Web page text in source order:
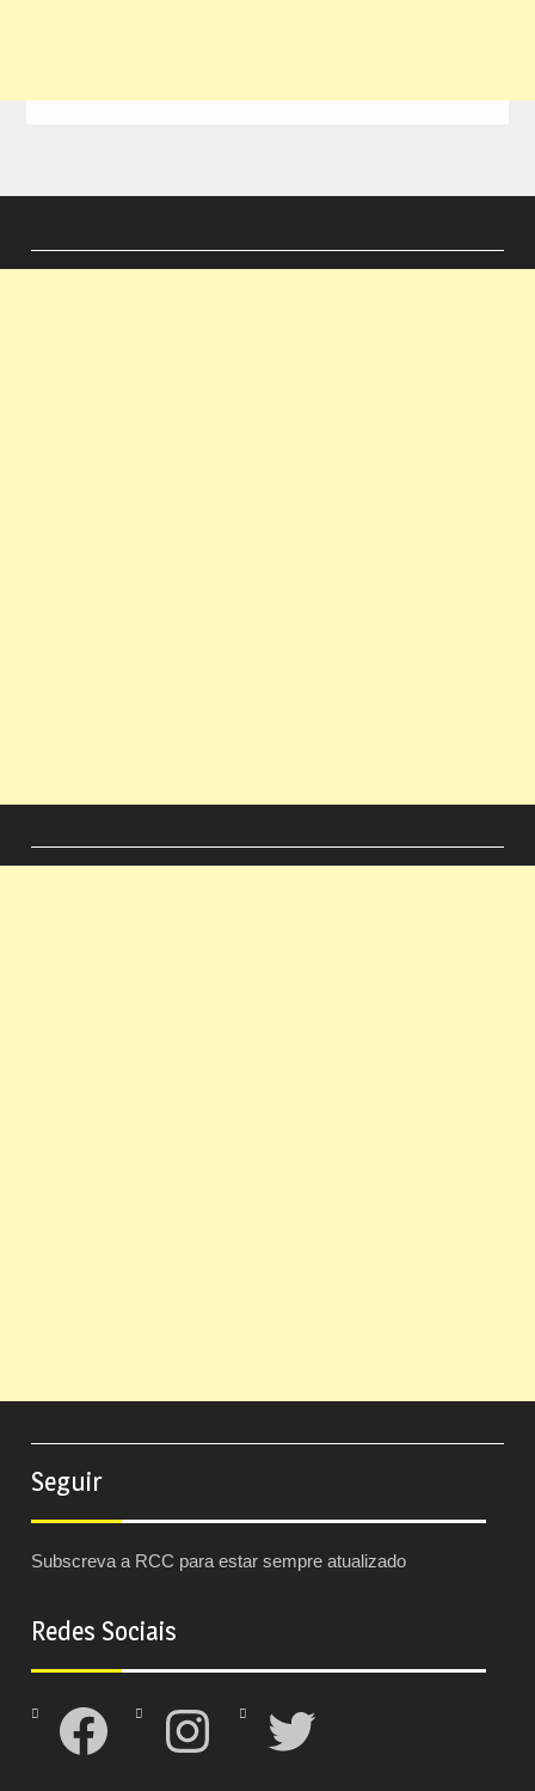
Seguir
Subscreva a RCC para estar sempre atualizado
Redes Sociais
Facebook Instagram Twitter